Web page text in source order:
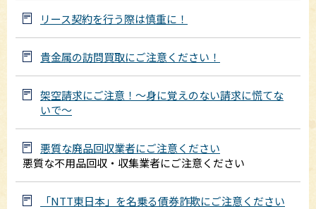
リース契約を行う際は慎重に！
貴金属の訪問買取にご注意ください！
架空請求にご注意！～身に覚えのない請求に慌てな
いで～
悪質な廃品回収業者にご注意ください
悪質な不用品回収・収集業者にご注意ください
「NTT東日本」を名乗る債券詐欺にご注意ください